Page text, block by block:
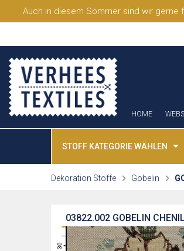
Auch in diesem Sommer sind wir gerne
HOME
STOFF KATEGORIE WÄHLEN
Dekoration Stoffe Gobelin
GOBELIN
03822.002
30
31